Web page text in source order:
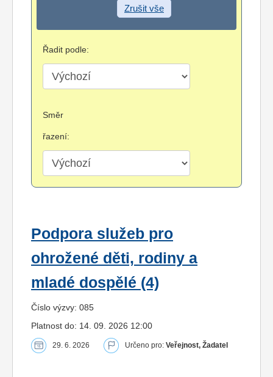
Zrušit vše
Řadit podle:
Směr
řazení:
Podpora služeb pro
ohrožené děti, rodiny a
mladé dospělé (4)
Číslo výzvy: 085
Platnost do: 14. 09. 2026 12:00
29. 6. 2026 Určeno pro: Veřejnost, Žadatel